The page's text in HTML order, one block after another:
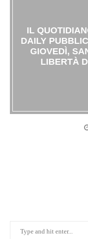
IL
DAILY
GIOVEDÌ,
LIBERTÀ